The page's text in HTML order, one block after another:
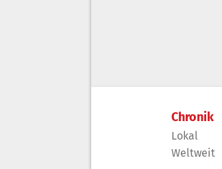
Chronik
Lokal
Weltweit